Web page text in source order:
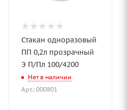
Стакан одноразовый
ПП 0,2л прозрачный
Э П/Пл 100/4200
Нет в наличии
Арт.: 000801